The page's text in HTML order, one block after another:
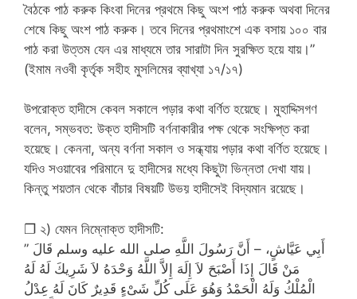
বৈঠকে পাঠ করুক কিংবা দিনের প্রথমে কিছু অংশ পাঠ করুক অথবা দিনের
শেষে কিছু অংশ পাঠ করুক। তবে দিনের প্রথমাংশে এক বসায় ১০০ বার
পাঠ করা উত্তম যেন এর মাধ্যমে তার সারাটা দিন সুরক্ষিত হয়ে যায়।”
(ইমাম নওবী কৃর্তৃক সহীহ মুসলিমের ব্যাখ্যা ১৭/১৭)
উপরোক্ত হাদীসে কেবল সকালে পড়ার কথা বর্ণিত হয়েছে। মুহাদ্দিসগণ
বলেন, সম্ভবত: উক্ত হাদীসটি বর্ণনাকারীর পক্ষ থেকে সংক্ষিপ্ত করা
হয়েছে। কেননা, অন্য বর্ণনা সকাল ও সন্ধ্যায় পড়ার কথা বর্ণিত হয়েছে।
যদিও সওয়াবের পরিমানে দু হাদীসের মধ্যে কিছুটা ভিন্নতা দেখা যায়।
কিন্তু শয়তান থেকে বাঁচার বিষয়টি উভয় হাদীসেই বিদ্যমান রয়েছে।
❐ ২) যেমন নিম্নোক্ত হাদীসটি:
أَبِي عَيَّاشٍ، – أَنَّ رَسُولَ اللَّهِ صلى الله عليه وسلم قَالَ ‏”‏
مَنْ قَالَ إِذَا أَصْبَحَ لاَ إِلَهَ إِلاَّ اللَّهُ وَحْدَهُ لاَ شَرِيكَ لَهُ لَهُ
الْمُلْكُ وَلَهُ الْحَمْدُ وَهُوَ عَلَى كُلِّ شَىْءٍ قَدِيرٌ كَانَ لَهُ عِدْلُ